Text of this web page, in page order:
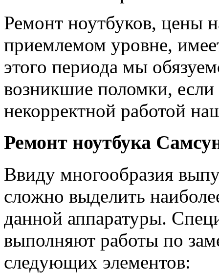
Ремонт ноутбуков, цены
приемлемом уровне,
этого периода мы
возникшие поломки,
некорректной работой
Ремонт ноутбука
Ввиду многообразия
сложно выделить
данной аппаратуры.
выполняют работы по
следующих элементов: